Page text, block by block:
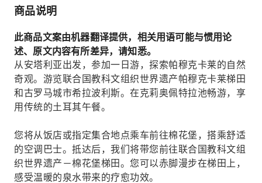
梯田式水池。
水。
商品说明
此商品文案由机器翻译提供，相关用语可能与惯用论
述、原文内容有所差异，请知悉。
从安塔利亚出发，参加一日游，探索帕穆克卡莱的自然
奇观。游览联合国教科文组织世界遗产帕穆克卡莱梯田
和古罗马城市希拉波利斯。在克莉奥佩特拉池畅游，享
用传统的土耳其午餐。
您将从饭店或指定集合地点乘车前往棉花堡，搭乘舒适
的空调巴士。抵达后，我们将带您前往联合国教科文组
织世界遗产－棉花堡梯田。您可以赤脚漫步在梯田上，
感受温暖的泉水带来的疗愈功效。